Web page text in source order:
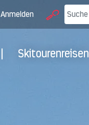
Anmelden
Skitourenreisen